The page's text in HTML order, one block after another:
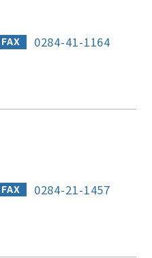
FAX 0284-41-1164
FAX 0284-21-1457